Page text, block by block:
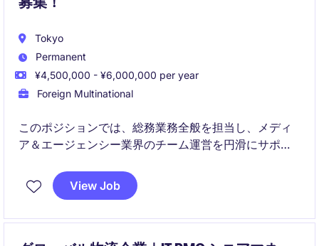
Tokyo
Permanent
¥4,500,000 - ¥6,000,000 per year
Foreign Multinational
このポジションでは、総務業務全般を担当し、メディ
ア＆エージェンシー業界のチーム運営を円滑にサポー
を通じて、組織の効率的な運営に貢献できる方を募集
しています。
View Job